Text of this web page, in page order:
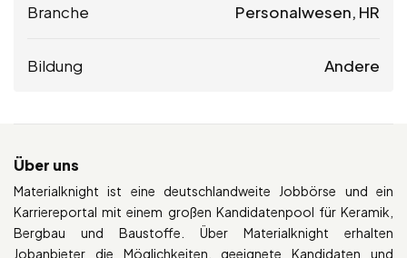
Branche Personalwesen, HR
Bildung Andere
Über uns
Materialknight ist eine deutschlandweite Jobbörse und ein
Karriereportal mit einem großen Kandidatenpool für Keramik,
Bergbau und Baustoffe. Über Materialknight erhalten
Jobanbieter die Möglichkeiten, geeignete Kandidaten und